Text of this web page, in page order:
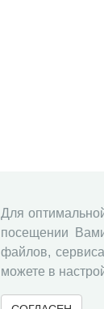
Для
посещении
файлов,
можете в